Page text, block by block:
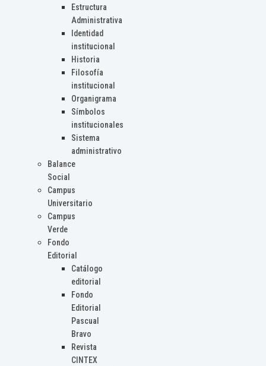
Estructura
Administrativa
Identidad
institucional
Historia
Filosofía
institucional
Organigrama
Símbolos
institucionales
Sistema
administrativo
Balance
Social
Campus
Universitario
Campus
Verde
Fondo
Editorial
Catálogo
editorial
Fondo
Editorial
Pascual
Bravo
Revista
CINTEX